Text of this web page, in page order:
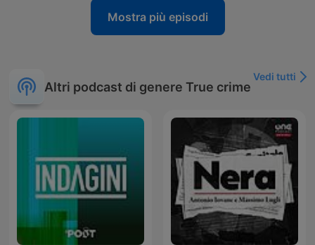
Mostra più episodi
Altri podcast di genere True crime
Vedi tutti